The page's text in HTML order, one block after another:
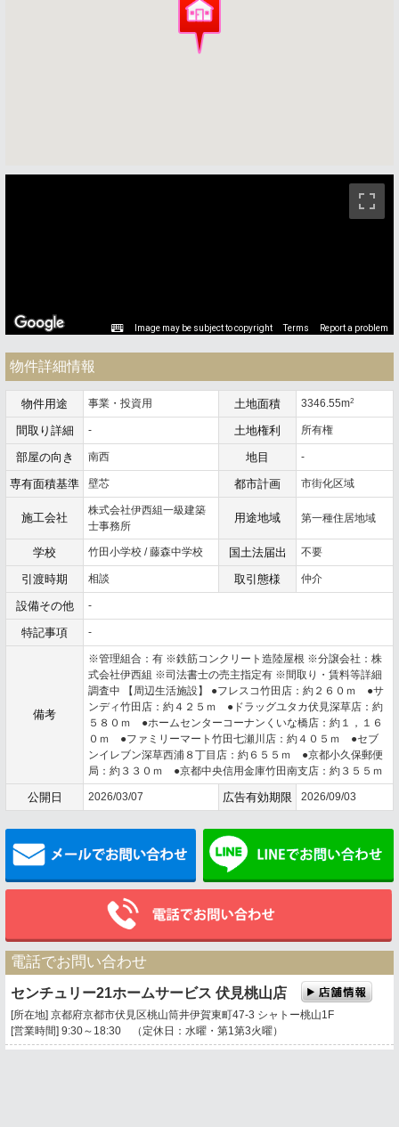
Image may be subject to copyright Terms Report a problem
物件詳細情報
物件用途 事業・投資用 土地面積 3346.55m2
間取り詳細 - 土地権利 所有権
部屋の向き 南西 地目 -
専有面積基準 壁芯 都市計画 市街化区域
施工会社
株式会社伊西組一級建築
士事務所
用途地域 第一種住居地域
学校 竹田小学校 / 藤森中学校 国土法届出 不要
引渡時期 相談 取引態様 仲介
設備その他 -
特記事項 -
備考
※管理組合：有 ※鉄筋コンクリート造陸屋根 ※分譲会社：株
式会社伊西組 ※司法書士の売主指定有 ※間取り・賃料等詳細
調査中 【周辺生活施設】 ●フレスコ竹田店：約２６０ｍ ●サ
ンディ竹田店：約４２５ｍ ●ドラッグユタカ伏見深草店：約
５８０ｍ ●ホームセンターコーナンくいな橋店：約１，１６
０ｍ ●ファミリーマート竹田七瀬川店：約４０５ｍ ●セブ
ンイレブン深草西浦８丁目店：約６５５ｍ ●京都小久保郵便
局：約３３０ｍ ●京都中央信用金庫竹田南支店：約３５５ｍ
公開日 2026/03/07 広告有効期限 2026/09/03
メールでお問い合わせ
電話でお問い合わせ
センチュリー21ホームサービス 伏見桃山店
[所在地] 京都府京都市伏見区桃山筒井伊賀東町47-3 シャトー桃山1F
[営業時間] 9:30～18:30 （定休日：水曜・第1第3火曜）